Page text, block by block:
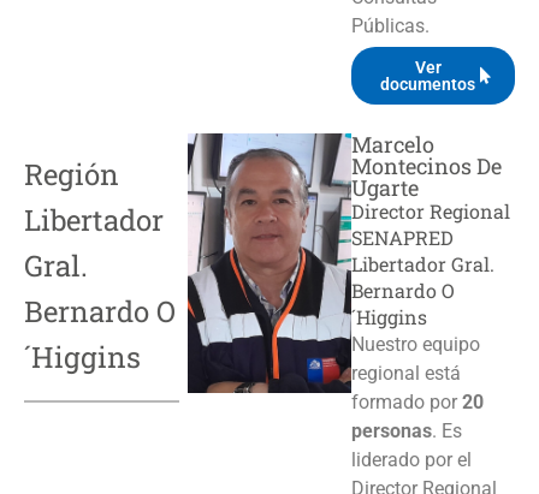
Públicas.
Ver
documentos
Región
Libertador
Gral.
Bernardo O
´Higgins
Marcelo
Montecinos De
Ugarte
Director Regional
SENAPRED
Libertador Gral.
Bernardo O
´Higgins
Nuestro equipo
regional está
formado por 20
personas. Es
liderado por el
Director Regional